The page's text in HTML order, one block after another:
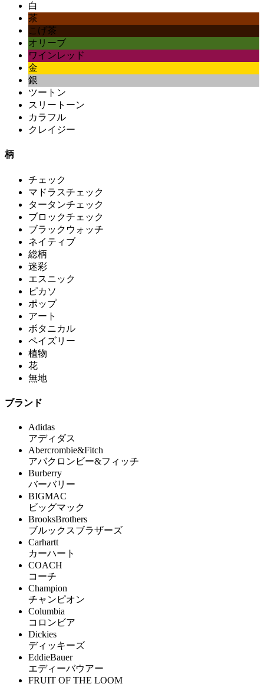
白
茶
こげ茶
オリーブ
ワインレッド
金
銀
ツートン
スリートーン
カラフル
クレイジー
柄
チェック
マドラスチェック
タータンチェック
ブロックチェック
ブラックウォッチ
ネイティブ
総柄
迷彩
エスニック
ピカソ
ポップ
アート
ボタニカル
ペイズリー
植物
花
無地
ブランド
Adidas
アディダス
Abercrombie&Fitch
アバクロンビー&フィッチ
Burberry
バーバリー
BIGMAC
ビッグマック
BrooksBrothers
ブルックスブラザーズ
Carhartt
カーハート
COACH
コーチ
Champion
チャンピオン
Columbia
コロンビア
Dickies
ディッキーズ
EddieBauer
エディーバウアー
FRUIT OF THE LOOM